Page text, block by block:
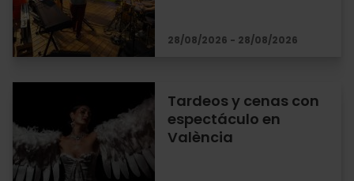
28/08/2026 - 28/08/2026
Tardeos y cenas con
espectáculo en
València